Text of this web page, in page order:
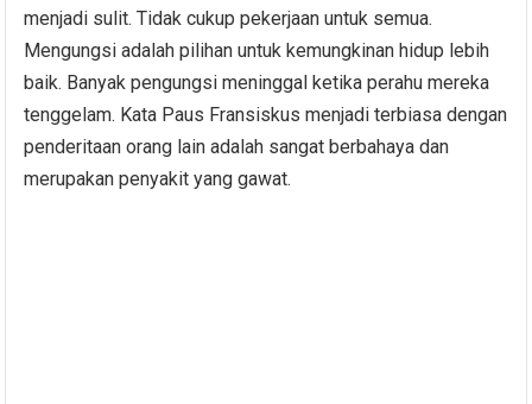
menjadi sulit. Tidak cukup pekerjaan untuk semua.
Mengungsi adalah pilihan untuk kemungkinan hidup lebih
baik. Banyak pengungsi meninggal ketika perahu mereka
tenggelam. Kata Paus Fransiskus menjadi terbiasa dengan
penderitaan orang lain adalah sangat berbahaya dan
merupakan penyakit yang gawat.